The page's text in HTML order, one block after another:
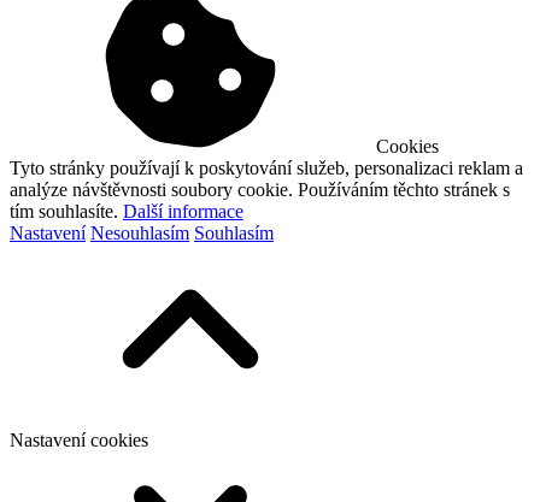
Cookies
Tyto stránky používají k poskytování služeb, personalizaci reklam a
analýze návštěvnosti soubory cookie. Používáním těchto stránek s
tím souhlasíte. Další informace
Nastavení Nesouhlasím Souhlasím
Nastavení cookies